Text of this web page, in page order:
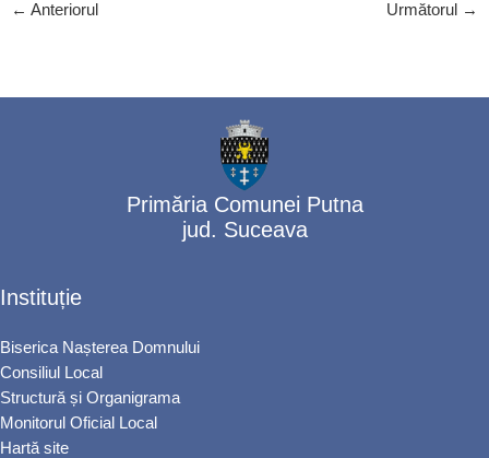
← Anteriorul Următorul →
Primăria Comunei Putna
jud. Suceava
Instituție
Biserica Nașterea Domnului
Consiliul Local
Structură și Organigrama
Monitorul Oficial Local
Hartă site